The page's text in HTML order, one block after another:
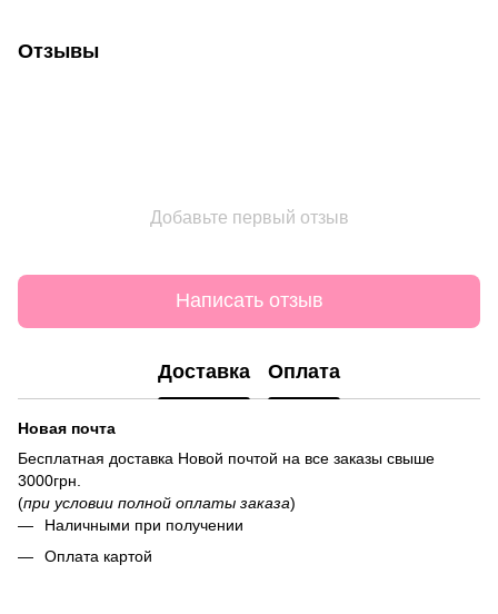
Отзывы
Добавьте первый отзыв
Написать отзыв
Доставка Оплата
Новая почта
Бесплатная доставка Новой почтой на все заказы свыше
3000грн.
(при условии полной оплаты заказа)
Наличными при получении
Оплата картой